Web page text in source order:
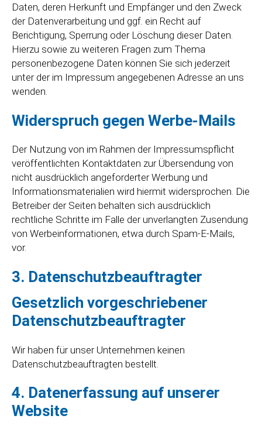
Daten, deren Herkunft und Empfänger und den Zweck
der Datenverarbeitung und ggf. ein Recht auf
Berichtigung, Sperrung oder Löschung dieser Daten.
Hierzu sowie zu weiteren Fragen zum Thema
personenbezogene Daten können Sie sich jederzeit
unter der im Impressum angegebenen Adresse an uns
wenden.
Widerspruch gegen Werbe-Mails
Der Nutzung von im Rahmen der Impressumspflicht
veröffentlichten Kontaktdaten zur Übersendung von
nicht ausdrücklich angeforderter Werbung und
Informationsmaterialien wird hiermit widersprochen. Die
Betreiber der Seiten behalten sich ausdrücklich
rechtliche Schritte im Falle der unverlangten Zusendung
von Werbeinformationen, etwa durch Spam-E-Mails,
vor.
3. Datenschutzbeauftragter
Gesetzlich vorgeschriebener
Datenschutzbeauftragter
Wir haben für unser Unternehmen keinen
Datenschutzbeauftragten bestellt.
4. Datenerfassung auf unserer
Website